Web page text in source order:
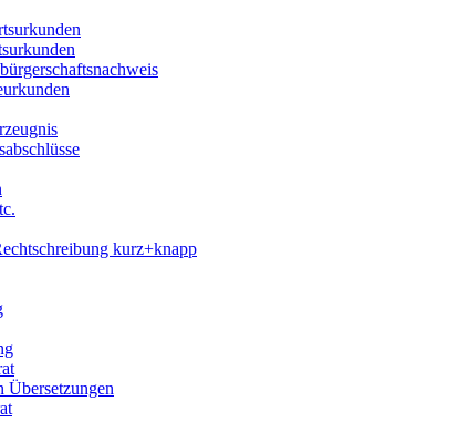
kurz+knapp
Übersetzungen